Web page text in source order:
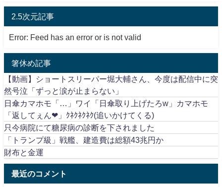
2.5次元記事
Error: Feed has an error or is not valid
箸休め記事
【動画】ショートスリーパー堀大輔さん、今度は配信中に突
然号泣「ずっと涙が止まらない」
日傘カマホモ「…」ワイ「日傘取り上げたろw」カマホモ
「返してぇん❤」ｸﾈｸﾈｸﾈｸ(追いかけてくる)
只今病院にて糖尿病の診断を下されました
「トランプ級」戦艦、建造費は総額43兆円か
財布と金運
最近のコメント